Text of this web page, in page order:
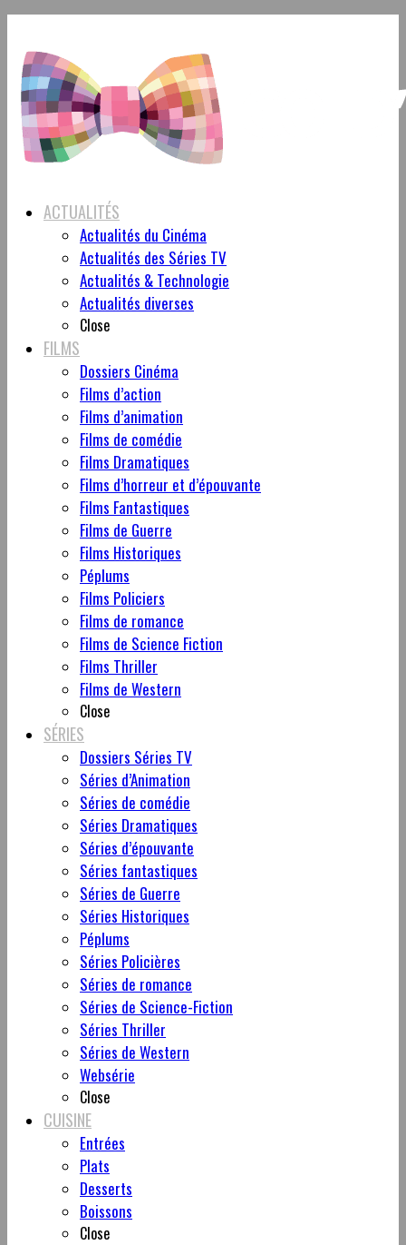
ACTUALITÉS
Actualités du Cinéma
Actualités des Séries TV
Actualités & Technologie
Actualités diverses
Close
FILMS
Dossiers Cinéma
Films d’action
Films d’animation
Films de comédie
Films Dramatiques
Films d’horreur et d’épouvante
Films Fantastiques
Films de Guerre
Films Historiques
Péplums
Films Policiers
Films de romance
Films de Science Fiction
Films Thriller
Films de Western
Close
SÉRIES
Dossiers Séries TV
Séries d’Animation
Séries de comédie
Séries Dramatiques
Séries d’épouvante
Séries fantastiques
Séries de Guerre
Séries Historiques
Péplums
Séries Policières
Séries de romance
Séries de Science-Fiction
Séries Thriller
Séries de Western
Websérie
Close
CUISINE
Entrées
Plats
Desserts
Boissons
Close